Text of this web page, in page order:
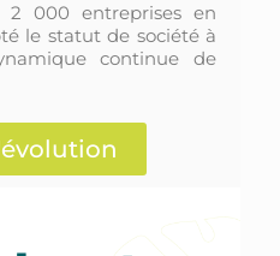
2 000 entreprises en
le statut de société à
continue de